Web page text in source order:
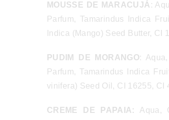
MOUSSE DE MARACUJÁ :
Parfum, Tamarindus Indica
Indica (Mango) Seed Butter, CI
PUDIM DE MORANGO:
Parfum, Tamarindus Indica
vinifera) Seed Oil, CI 16255, CI
CREME DE PAPAIA: Aqua,